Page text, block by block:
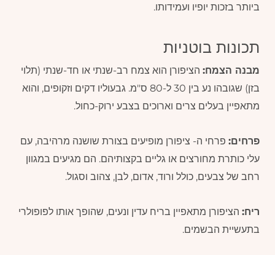
ביותר בזכות יופיו ועמידותו.
תכונות בוטניות
מבנה הצמח: הציפורן הוא צמח רב-שנתי או חד-שנתי (תלוי
בזן) שגובהו נע בין 30 ל-80 ס"מ. גבעוליו דקים וזקופים, והוא
מתאפיין בעלים צרים וארוכים בצבע ירוק-כחול.
פרחים: פרחי ה- ציפורן מופיעים בצורת שושנה מרהיבה, עם
עלי כותרת מחורצים או גליים בקצותיהם. הם מגיעים במגוון
רחב של צבעים, כולל ורוד, אדום, לבן, צהוב וסגול.
ריח: הציפורן מתאפיין בריח עדין ונעים, שהופך אותו לפופולרי
בתעשיית הבשמים.